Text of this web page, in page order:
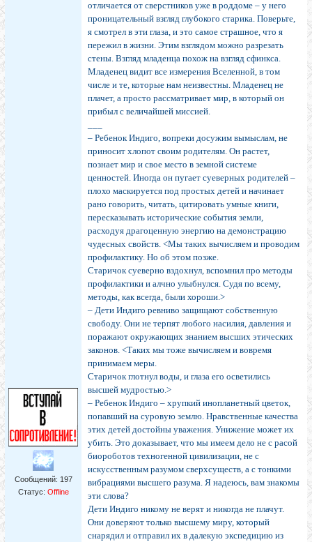
Сообщений: 197
Статус: Offline
отличается от сверстников уже в роддоме – у него
проницательный взгляд глубокого старика. Поверьте,
я смотрел в эти глаза, и это самое страшное, что я
пережил в жизни. Этим взглядом можно разрезать
стены. Взгляд младенца похож на взгляд сфинкса.
Младенец видит все измерения Вселенной, в том
числе и те, которые нам неизвестны. Младенец не
плачет, а просто рассматривает мир, в который он
прибыл с величайшей миссией.
– Ребенок Индиго, вопреки досужим вымыслам, не
приносит хлопот своим родителям. Он растет,
познает мир и свое место в земной системе
ценностей. Иногда он пугает суеверных родителей –
плохо маскируется под простых детей и начинает
рано говорить, читать, цитировать умные книги,
пересказывать исторические события земли,
расходуя драгоценную энергию на демонстрацию
чудесных свойств. <Мы таких вычисляем и проводим
профилактику. Но об этом позже.
Старичок суеверно вздохнул, вспомнил про методы
профилактики и алчно улыбнулся. Судя по всему,
методы, как всегда, были хороши.>
– Дети Индиго ревниво защищают собственную
свободу. Они не терпят любого насилия, давления и
поражают окружающих знанием высших этических
законов. <Таких мы тоже вычисляем и вовремя
принимаем меры.
Старичок глотнул воды, и глаза его осветились
высшей мудростью.>
– Ребенок Индиго – хрупкий инопланетный цветок,
попавший на суровую землю. Нравственные качества
этих детей достойны уважения. Унижение может их
убить. Это доказывает, что мы имеем дело не с расой
биороботов техногенной цивилизации, не с
искусственным разумом сверхсуществ, а с тонкими
вибрациями высшего разума. Я надеюсь, вам знакомы
эти слова?
Дети Индиго никому не верят и никогда не плачут.
Они доверяют только высшему миру, который
снарядил и отправил их в далекую экспедицию из